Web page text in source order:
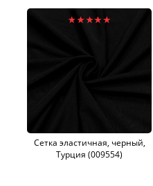
Сетка эластичная, черный,
Турция (009554)